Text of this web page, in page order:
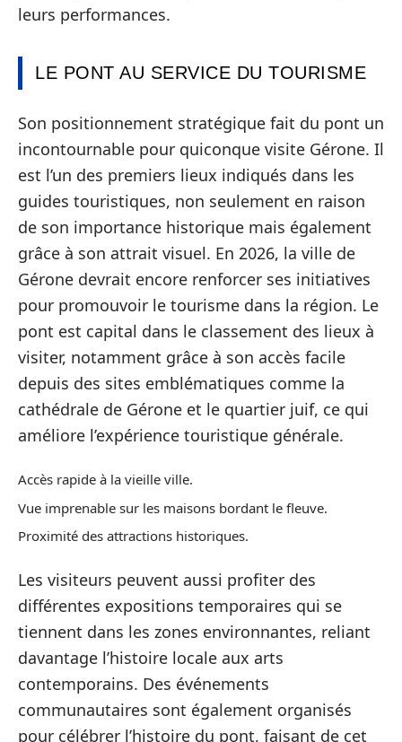
leurs performances.
LE PONT AU SERVICE DU TOURISME
Son positionnement stratégique fait du pont un
incontournable pour quiconque visite Gérone. Il
est l’un des premiers lieux indiqués dans les
guides touristiques, non seulement en raison
de son importance historique mais également
grâce à son attrait visuel. En 2026, la ville de
Gérone devrait encore renforcer ses initiatives
pour promouvoir le tourisme dans la région. Le
pont est capital dans le classement des lieux à
visiter, notamment grâce à son accès facile
depuis des sites emblématiques comme la
cathédrale de Gérone et le quartier juif, ce qui
améliore l’expérience touristique générale.
Accès rapide à la vieille ville.
Vue imprenable sur les maisons bordant le fleuve.
Proximité des attractions historiques.
Les visiteurs peuvent aussi profiter des
différentes expositions temporaires qui se
tiennent dans les zones environnantes, reliant
davantage l’histoire locale aux arts
contemporains. Des événements
communautaires sont également organisés
pour célébrer l’histoire du pont, faisant de cet